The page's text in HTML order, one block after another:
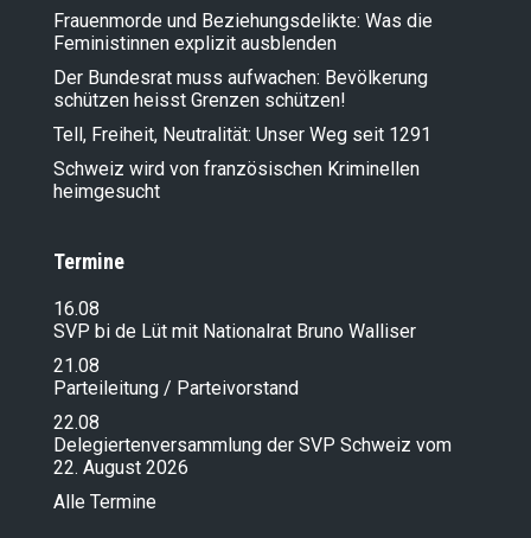
Frauenmorde und Beziehungsdelikte: Was die
Feministinnen explizit ausblenden
Der Bundesrat muss aufwachen: Bevölkerung
schützen heisst Grenzen schützen!
Tell, Freiheit, Neutralität: Unser Weg seit 1291
Schweiz wird von französischen Kriminellen
heimgesucht
Termine
16.08
SVP bi de Lüt mit Nationalrat Bruno Walliser
21.08
Parteileitung / Parteivorstand
22.08
Delegiertenversammlung der SVP Schweiz vom
22. August 2026
Alle Termine